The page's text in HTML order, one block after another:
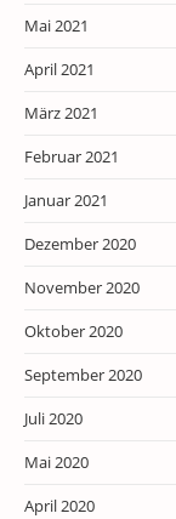
Mai 2021
April 2021
März 2021
Februar 2021
Januar 2021
Dezember 2020
November 2020
Oktober 2020
September 2020
Juli 2020
Mai 2020
April 2020